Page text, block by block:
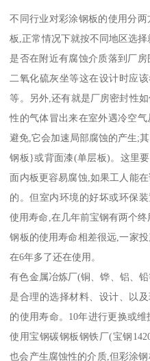
不同行业对彩涂钢板的使用分
板,正常情况下就按不同地区选
是否在附近有腐蚀介质落到厂房
二氧化硫灰坐等这在设计时应
等。另外,还有就是厂房密封性
性的气体冒出来在室外遇冷空
避免,它会加速局部腐蚀的产生;
钢板}或背面漆(单层板)。这里
面内板更容易腐蚀,如果工人能
的。但室内环境的好坏或环保
使用寿命,在几年前宝钢有两个
钢板的使用寿命相差很远,一家
在6年多了还在使用。
有色金属冶炼厂(铜、铧、铝、
是合理的选择材料、设计、以
的使用寿命。10年进行更换或
使用宝钢碳钢板钢铁厂(宝钢
也会产生腐蚀性的介质,但彩涂